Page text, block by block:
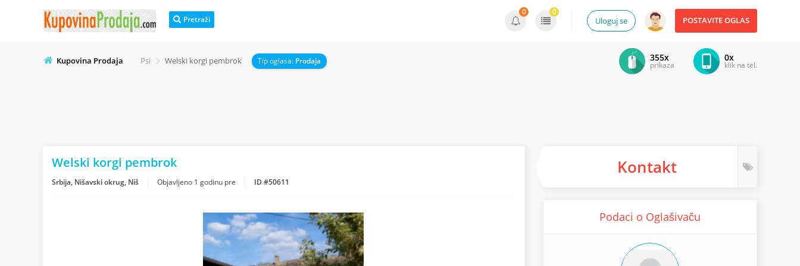
Pretraži POSTAVITE OGLAS
Uloguj se
0 0
Kupovina Prodaja Psi Welski korgi pembrok Tip oglasa: Prodaja 0x
klik na tel.
355x
prikaza
Welski korgi pembrok
Srbija, Nišavski okrug, Niš Objavljeno 1 godinu pre ID #50611
Kontakt
Podaci o Oglašivaču